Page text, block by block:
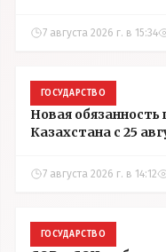
7 августа 2026 г. в 15:34
ГОСУДАРСТВО
Новая обязанность
Казахстана с 25
7 августа 2026 г. в 14:12
ГОСУДАРСТВО